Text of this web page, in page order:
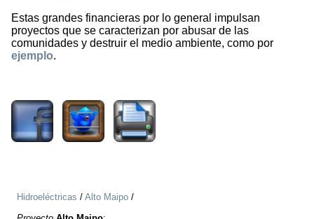
Estas grandes financieras por lo general impulsan
proyectos que se caracterizan por abusar de las
comunidades y destruir el medio ambiente, como por
ejemplo.
Hidroeléctricas / Alto Maipo /